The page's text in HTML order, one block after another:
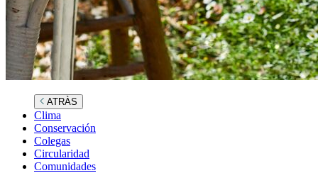
ATRÀS
Clima
Conservación
Colegas
Circularidad
Comunidades